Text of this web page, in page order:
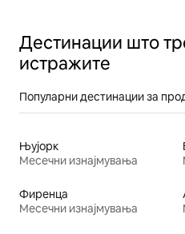
Дестинации што
истражите
Популарни дестинации за
Њујорк
Месечни изнајмувања
Фиренца
Месечни изнајмувања